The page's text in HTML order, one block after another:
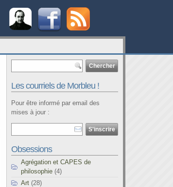
Les courriels de Morbleu !
Pour être informé par email des
mises à jour :
Obsessions
Agrégation et CAPES de
philosophie (4)
Art (28)